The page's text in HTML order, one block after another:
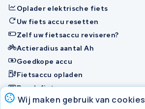
Wij maken gebruik van cookies
Oplader elektrische fiets
Uw fiets accu resetten
Zelf uw fietsaccu reviseren?
Actieradius aantal Ah
Goedkope accu
Fietsaccu opladen
Bosch fietsaccu
Nakijken en contact opnemen